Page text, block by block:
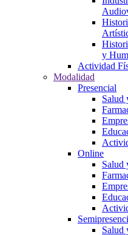
y
Actividad
Modalidad
Presencial
Salud
Online
Salud
Salud